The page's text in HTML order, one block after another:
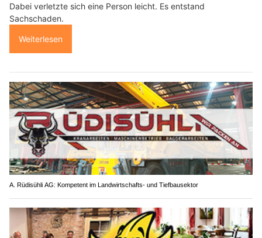
Dabei verletzte sich eine Person leicht. Es entstand
Sachschaden.
Weiterlesen
A. Rüdisühli AG: Kompetent im Landwirtschafts- und Tiefbausektor